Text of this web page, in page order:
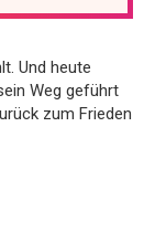
Und heute
Weg geführt
zum Frieden